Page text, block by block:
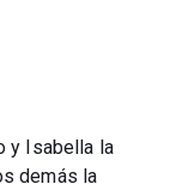
y Isabella la
demás la